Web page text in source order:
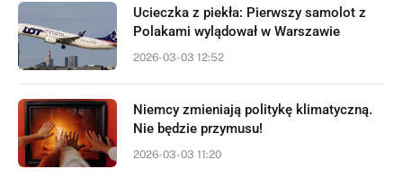
Ucieczka z piekła: Pierwszy samolot z
Polakami wylądował w Warszawie
2026-03-03 12:52
Niemcy zmieniają politykę klimatyczną.
Nie będzie przymusu!
2026-03-03 11:20